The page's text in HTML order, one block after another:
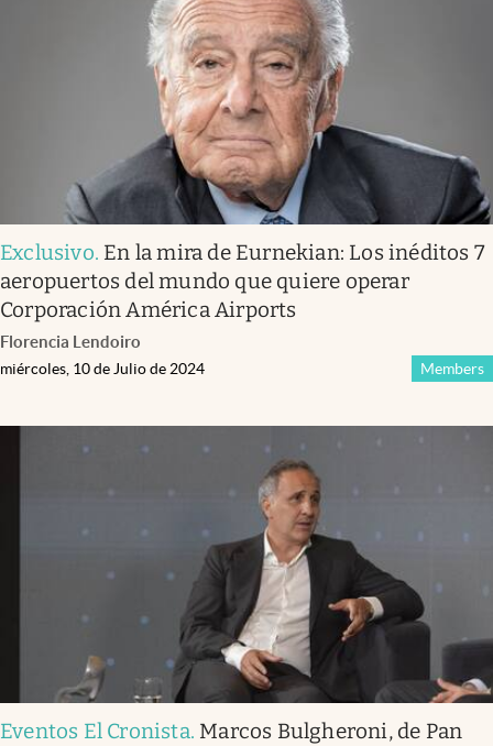
Exclusivo. En la mira de Eurnekian: Los inéditos 7
aeropuertos del mundo que quiere operar
Corporación América Airports
Florencia Lendoiro
Members
miércoles, 10 de Julio de 2024
Eventos El Cronista. Marcos Bulgheroni, de Pan